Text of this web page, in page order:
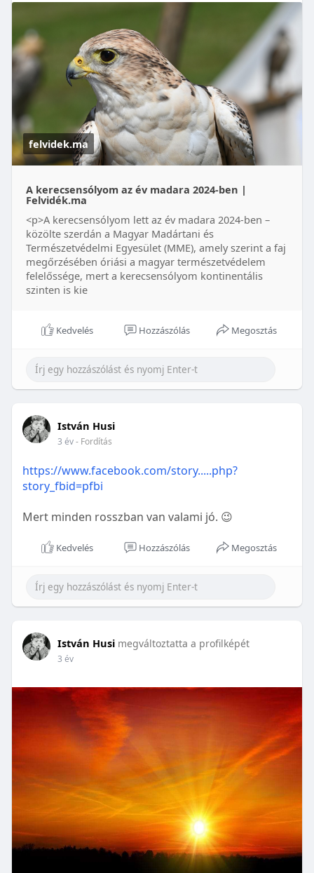
felvidek.ma
A kerecsensólyom az év madara 2024-ben |
Felvidék.ma
<p>A kerecsensólyom lett az év madara 2024-ben –
közölte szerdán a Magyar Madártani és
Természetvédelmi Egyesület (MME), amely szerint a faj
megőrzésében óriási a magyar természetvédelem
felelőssége, mert a kerecsensólyom kontinentális
szinten is kie
Kedvelés Hozzászólás Megosztás
István Husi
3 év- Fordítás
https://www.facebook.com/story.....php?
story_fbid=pfbi
Mert minden rosszban van valami jó. 😉
Kedvelés Hozzászólás Megosztás
István Husi megváltoztatta a profilképét
3 év